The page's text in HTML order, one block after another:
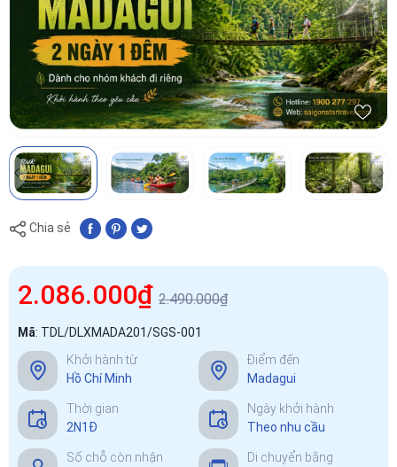
Chia sẻ
2.086.000₫ 2.490.000₫
Mã: TDL/DLXMADA201/SGS-001
Khởi hành từ
Hồ Chí Minh
Điểm đến
Madagui
Thời gian
2N1Đ
Ngày khởi hành
Theo nhu cầu
Số chỗ còn nhận
Di chuyển bằng